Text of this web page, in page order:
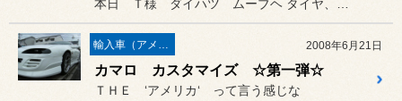
輸入車（アメリカ車）の作業 2008年6月21日
カマロ カスタマイズ ☆第一弾☆
ＴＨＥ ‘アメリカ‘ って言う感じな